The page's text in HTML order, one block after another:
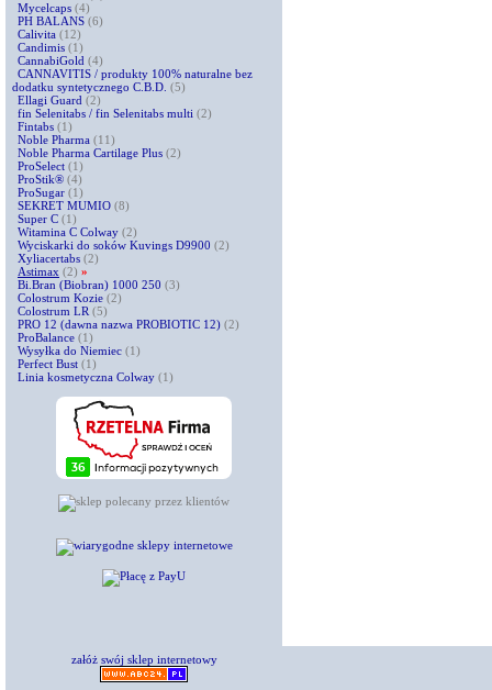
Mycelcaps (4)
PH BALANS (6)
Calivita (12)
Candimis (1)
CannabiGold (4)
CANNAVITIS / produkty 100% naturalne bez
dodatku syntetycznego C.B.D. (5)
Ellagi Guard (2)
fin Selenitabs / fin Selenitabs multi (2)
Fintabs (1)
Noble Pharma (11)
Noble Pharma Cartilage Plus (2)
ProSelect (1)
ProStik® (4)
ProSugar (1)
SEKRET MUMIO (8)
Super C (1)
Witamina C Colway (2)
Wyciskarki do soków Kuvings D9900 (2)
Xyliacertabs (2)
Astimax (2) »
Bi.Bran (Biobran) 1000 250 (3)
Colostrum Kozie (2)
Colostrum LR (5)
PRO 12 (dawna nazwa PROBIOTIC 12) (2)
ProBalance (1)
Wysyłka do Niemiec (1)
Perfect Bust (1)
Linia kosmetyczna Colway (1)
załóż swój sklep internetowy